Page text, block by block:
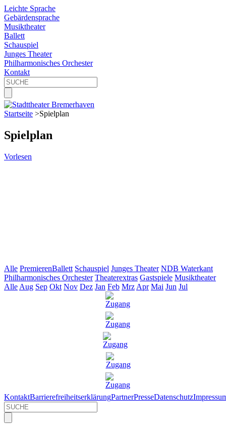
Leichte Sprache
Gebärdensprache
Musiktheater
Ballett
Schauspiel
Junges Theater
Philharmonisches Orchester
Kontakt
Startseite >Spielplan
Spielplan
Vorlesen
Alle PremierenBallett Schauspiel Junges Theater NDB Waterkant
Philharmonisches Orchester Theaterextras Gastspiele Musiktheater
Alle Aug Sep Okt Nov Dez Jan Feb Mrz Apr Mai Jun Jul
KontaktBarrierefreiheitserklärungPartnerPresseDatenschutz